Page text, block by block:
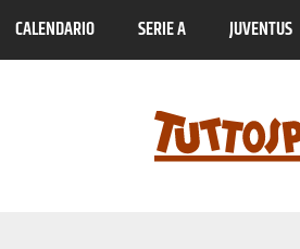
CALENDARIO SERIE A JUVENTUS